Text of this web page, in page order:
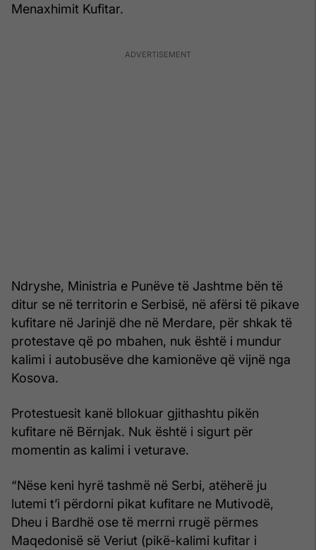
Menaxhimit Kufitar.
Ndryshe, Ministria e Punëve të Jashtme bën të
ditur se në territorin e Serbisë, në afërsi të pikave
kufitare në Jarinjë dhe në Merdare, për shkak të
protestave që po mbahen, nuk është i mundur
kalimi i autobusëve dhe kamionëve që vijnë nga
Kosova.
Protestuesit kanë bllokuar gjithashtu pikën
kufitare në Bërnjak. Nuk është i sigurt për
momentin as kalimi i veturave.
“Nëse keni hyrë tashmë në Serbi, atëherë ju
lutemi t’i përdorni pikat kufitare ne Mutivodë,
Dheu i Bardhë ose të merrni rrugë përmes
Maqedonisë së Veriut (pikë-kalimi kufitar i